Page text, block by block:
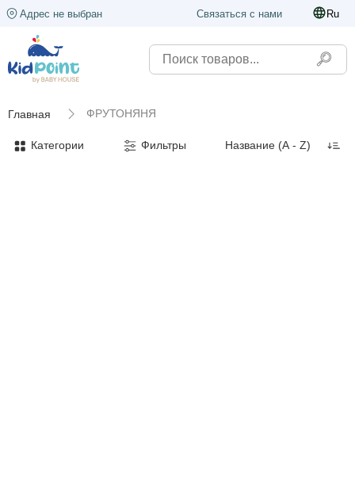
Адрес не выбран Связаться с нами Ru
Главная ФРУТОНЯНЯ
Категории Фильтры